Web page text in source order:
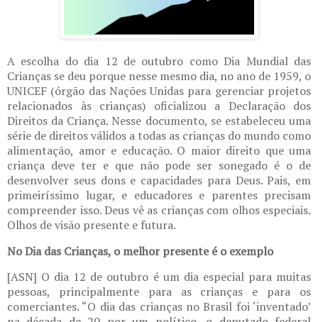
A escolha do dia 12 de outubro como Dia Mundial das
Crianças se deu porque nesse mesmo dia, no ano de 1959, o
UNICEF (órgão das Nações Unidas para gerenciar projetos
relacionados às crianças) oficializou a Declaração dos
Direitos da Criança. Nesse documento, se estabeleceu uma
série de direitos válidos a todas as crianças do mundo como
alimentação, amor e educação. O maior direito que uma
criança deve ter e que não pode ser sonegado é o de
desenvolver seus dons e capacidades para Deus. Pais, em
primeiríssimo lugar, e educadores e parentes precisam
compreender isso. Deus vê as crianças com olhos especiais.
Olhos de visão presente e futura.
No Dia das Crianças, o melhor presente é o exemplo
[ASN] O dia 12 de outubro é um dia especial para muitas
pessoas, principalmente para as crianças e para os
comerciantes. “O dia das crianças no Brasil foi ‘inventado’